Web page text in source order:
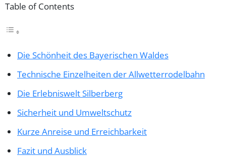
Table of Contents
Die Schönheit des Bayerischen Waldes
Technische Einzelheiten der Allwetterrodelbahn
Die Erlebniswelt Silberberg
Sicherheit und Umweltschutz
Kurze Anreise und Erreichbarkeit
Fazit und Ausblick